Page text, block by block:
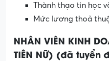
Thành thạo tin học
Mức lương thoả
NHÂN VIÊN KINH
TIÊN NỮ) (đã tuyển